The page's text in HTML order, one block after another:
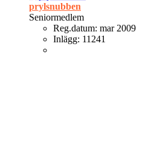
prylsnubben
Seniormedlem
Reg.datum: mar 2009
Inlägg: 11241